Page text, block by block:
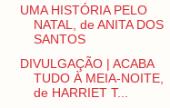
UMA HISTÓRIA PELO
NATAL, de ANITA DOS
SANTOS
DIVULGAÇÃO | ACABA
TUDO À MEIA-NOITE,
de HARRIET T...